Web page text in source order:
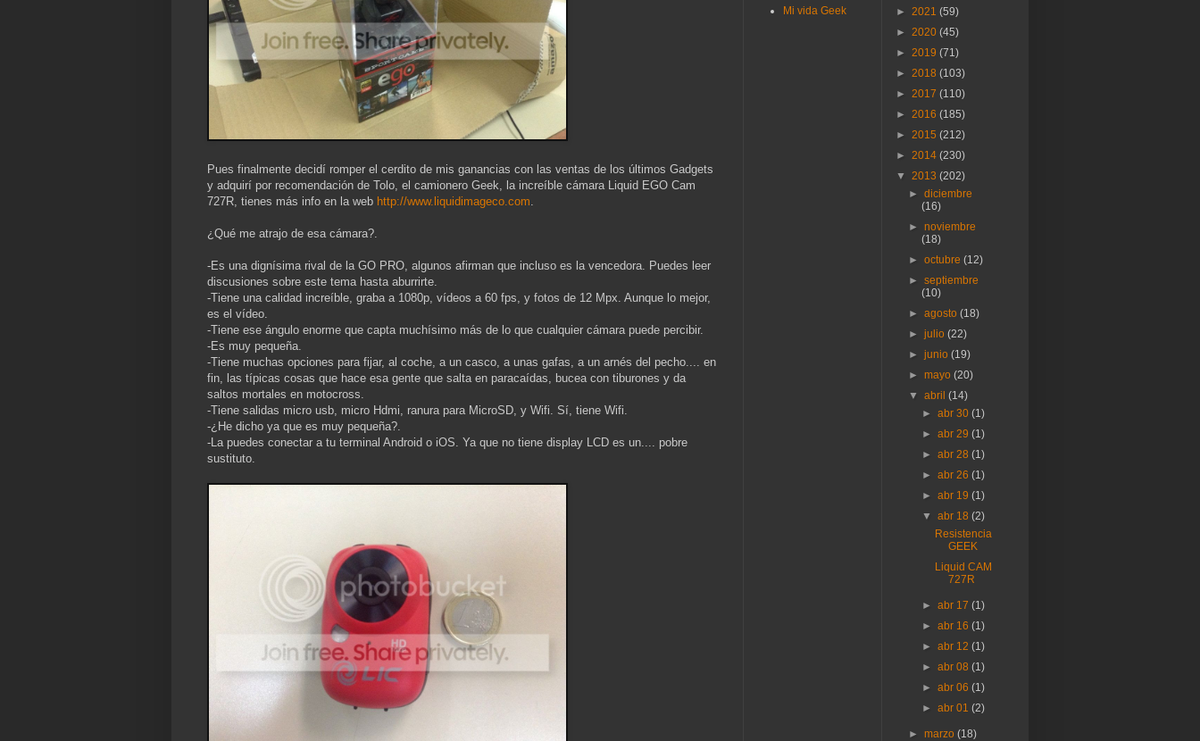
Pues finalmente decidí romper el cerdito de mis ganancias con las ventas de los últimos Gadgets
y adquirí por recomendación de Tolo, el camionero Geek, la increíble cámara Liquid EGO Cam
727R, tienes más info en la web http://www.liquidimageco.com.
¿Qué me atrajo de esa cámara?.
-Es una dignísima rival de la GO PRO, algunos afirman que incluso es la vencedora. Puedes leer
discusiones sobre este tema hasta aburrirte.
-Tiene una calidad increíble, graba a 1080p, vídeos a 60 fps, y fotos de 12 Mpx. Aunque lo mejor,
es el vídeo.
-Tiene ese ángulo enorme que capta muchísimo más de lo que cualquier cámara puede percibir.
-Es muy pequeña.
-Tiene muchas opciones para fijar, al coche, a un casco, a unas gafas, a un arnés del pecho.... en
fin, las típicas cosas que hace esa gente que salta en paracaídas, bucea con tiburones y da
saltos mortales en motocross.
-Tiene salidas micro usb, micro Hdmi, ranura para MicroSD, y Wifi. Sí, tiene Wifi.
-¿He dicho ya que es muy pequeña?.
-La puedes conectar a tu terminal Android o iOS. Ya que no tiene display LCD es un.... pobre
sustituto.
Mi vida Geek
► 2021 (59)
► 2020 (45)
► 2019 (71)
► 2018 (103)
► 2017 (110)
► 2016 (185)
► 2015 (212)
► 2014 (230)
▼ 2013 (202)
►diciembre
(16)
►noviembre
(18)
►octubre(12)
►septiembre
(10)
►agosto(18)
►julio(22)
►junio(19)
►mayo(20)
▼abril(14)
► abr 30 (1)
► abr 29 (1)
► abr 28 (1)
► abr 26 (1)
► abr 19 (1)
▼ abr 18 (2)
Resistencia
GEEK
Liquid CAM
727R
► abr 17 (1)
► abr 16 (1)
► abr 12 (1)
► abr 08 (1)
► abr 06 (1)
► abr 01 (2)
►marzo(18)